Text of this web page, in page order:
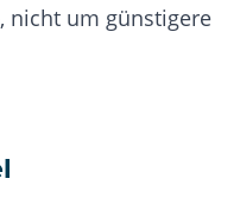
nicht um günstigere